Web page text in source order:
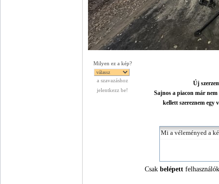
Milyen ez a kép?
a szavazáshoz
jelentkezz be!
Új
Sajnos a piacon már
kellett szereznem egy
Csakbelépett